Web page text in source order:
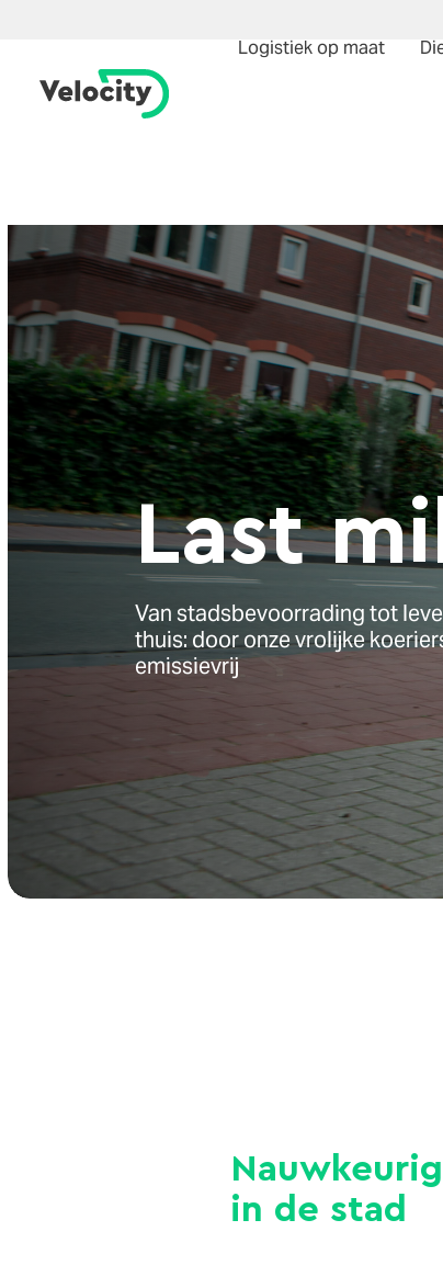
Logistiek op maat
Last mi
Van stadsbevoorrading tot
thuis: door onze vrolijke
emissievrij
in de stad